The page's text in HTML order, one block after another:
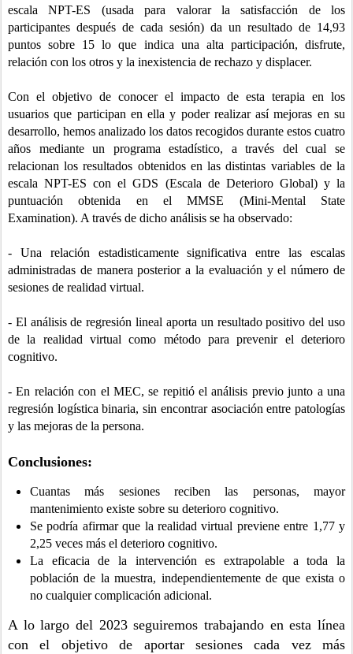
escala NPT-ES (usada para valorar la satisfacción de los
participantes después de cada sesión) da un resultado de 14,93
puntos sobre 15 lo que indica una alta participación, disfrute,
relación con los otros y la inexistencia de rechazo y displacer.
Con el objetivo de conocer el impacto de esta terapia en los
usuarios que participan en ella y poder realizar así mejoras en su
desarrollo, hemos analizado los datos recogidos durante estos cuatro
años mediante un programa estadístico, a través del cual se
relacionan los resultados obtenidos en las distintas variables de la
escala NPT-ES con el GDS (Escala de Deterioro Global) y la
puntuación obtenida en el MMSE (Mini-Mental State
Examination). A través de dicho análisis se ha observado:
- Una relación estadisticamente significativa entre las escalas
administradas de manera posterior a la evaluación y el número de
sesiones de realidad virtual.
- El análisis de regresión lineal aporta un resultado positivo del uso
de la realidad virtual como método para prevenir el deterioro
cognitivo.
- En relación con el MEC, se repitió el análisis previo junto a una
regresión logística binaria, sin encontrar asociación entre patologías
y las mejoras de la persona.
Conclusiones:
Cuantas más sesiones reciben las personas, mayor
mantenimiento existe sobre su deterioro cognitivo.
Se podría afirmar que la realidad virtual previene entre 1,77 y
2,25 veces más el deterioro cognitivo.
La eficacia de la intervención es extrapolable a toda la
población de la muestra, independientemente de que exista o
no cualquier complicación adicional.
A lo largo del 2023 seguiremos trabajando en esta línea
con el objetivo de aportar sesiones cada vez más